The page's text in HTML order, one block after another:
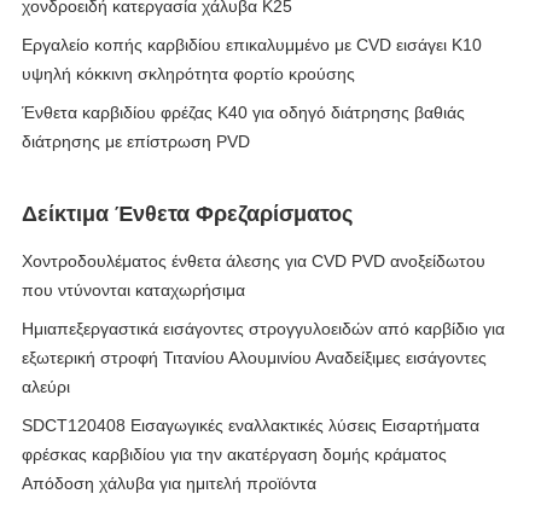
χονδροειδή κατεργασία χάλυβα K25
Εργαλείο κοπής καρβιδίου επικαλυμμένο με CVD εισάγει K10
υψηλή κόκκινη σκληρότητα φορτίο κρούσης
Ένθετα καρβιδίου φρέζας K40 για οδηγό διάτρησης βαθιάς
διάτρησης με επίστρωση PVD
Δείκτιμα Ένθετα Φρεζαρίσματος
Χοντροδουλέματος ένθετα άλεσης για CVD PVD ανοξείδωτου
που ντύνονται καταχωρήσιμα
Ημιαπεξεργαστικά εισάγοντες στρογγυλοειδών από καρβίδιο για
εξωτερική στροφή Τιτανίου Αλουμινίου Αναδείξιμες εισάγοντες
αλεύρι
SDCT120408 Εισαγωγικές εναλλακτικές λύσεις Εισαρτήματα
φρέσκας καρβιδίου για την ακατέργαση δομής κράματος
Απόδοση χάλυβα για ημιτελή προϊόντα